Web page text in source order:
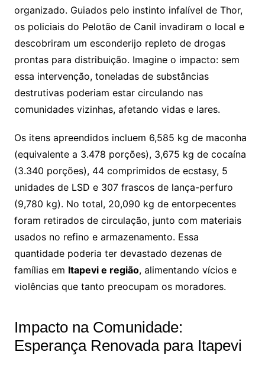
organizado. Guiados pelo instinto infalível de Thor,
os policiais do Pelotão de Canil invadiram o local e
descobriram um esconderijo repleto de drogas
prontas para distribuição. Imagine o impacto: sem
essa intervenção, toneladas de substâncias
destrutivas poderiam estar circulando nas
comunidades vizinhas, afetando vidas e lares.
Os itens apreendidos incluem 6,585 kg de maconha
(equivalente a 3.478 porções), 3,675 kg de cocaína
(3.340 porções), 44 comprimidos de ecstasy, 5
unidades de LSD e 307 frascos de lança-perfuro
(9,780 kg). No total, 20,090 kg de entorpecentes
foram retirados de circulação, junto com materiais
usados no refino e armazenamento. Essa
quantidade poderia ter devastado dezenas de
famílias em Itapevi e região, alimentando vícios e
violências que tanto preocupam os moradores.
Impacto na Comunidade:
Esperança Renovada para Itapevi